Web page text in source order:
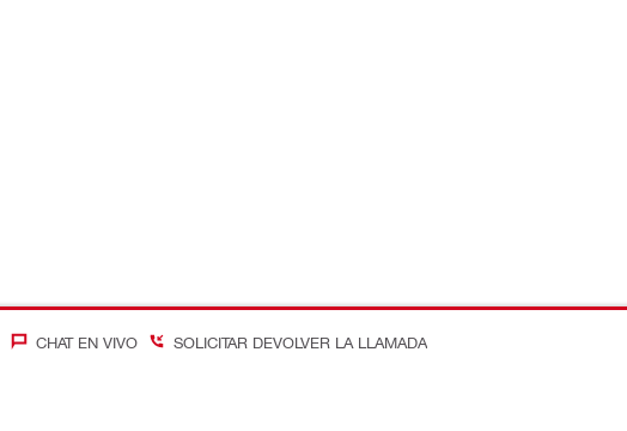
CHAT EN VIVO SOLICITAR DEVOLVER LA LLAMADA